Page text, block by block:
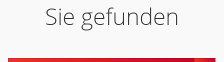
Sie gefunden